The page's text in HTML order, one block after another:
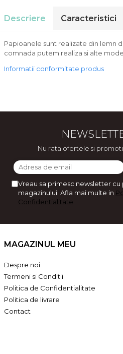
EA
iubit
iubita
cu nisip colorat
Descriere Caracteristici
Papioanele sunt realizate din lemn
comnada putem realiza si alte
Informatii conformitate produs
Nu rata ofertele si
Vreau sa primesc newsletter
magazinului. Afla mai multe in
Confidentialitate
MAGAZINUL MEU
Despre noi
Termeni si Conditii
Politica de Confidentialitate
Politica de livrare
Contact